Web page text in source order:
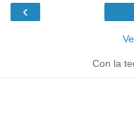
‹
Con la